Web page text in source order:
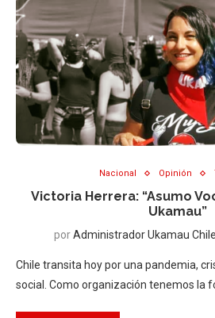
Nacional Opinión
Victoria Herrera: “Asumo
Ukamau”
porAdministrador Ukamau Chile
Chile transita hoy por una pandemia,
social. Como organización tenemos la